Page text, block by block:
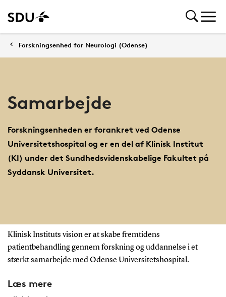
Forskningsenhed for Neurologi (Odense)
Samarbejde
Forskningsenheden er forankret ved Odense
Universitetshospital og er en del af Klinisk Institut
(KI) under det Sundhedsvidenskabelige Fakultet på
Syddansk Universitet.
Klinisk Instituts vision er at skabe fremtidens
patientbehandling gennem forskning og uddannelse i et
stærkt samarbejde med Odense Universitetshospital.
Læs mere